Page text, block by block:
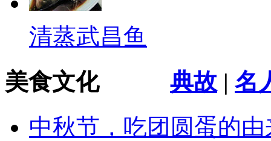
清蒸武昌鱼
美食文化 典故 | 名
中秋节，吃团圆蛋的由